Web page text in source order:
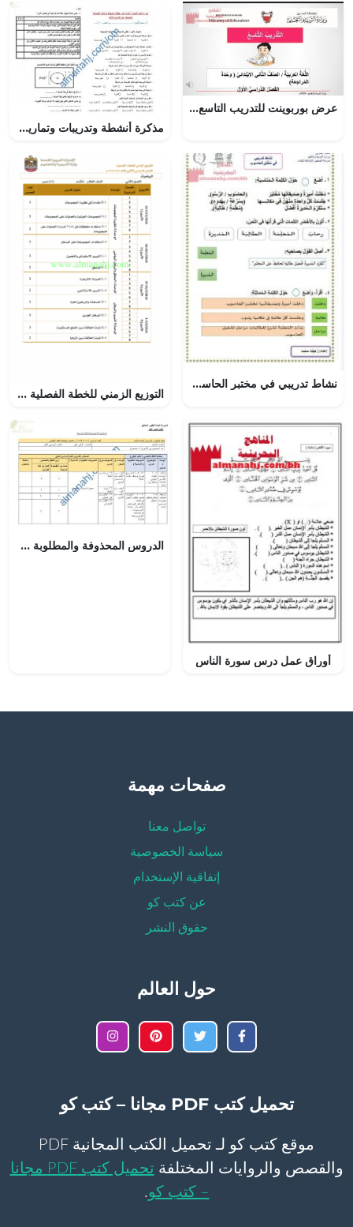
عرض بوربوينت للتدريب التاسع في وحدة المراجعة
مذكرة أنشطة وتدريبات وتمارين اختبارية في درس الروابط الكيميائية وأهميتها نموذج ثان (كيمياء) التاسع
نشاط تدريبي في مختبر الحاسوب (لغة عربية) الأول
التوزيع الزمني للخطة الفصلية (رياضيات) العاشر المتقدم
أوراق عمل درس سورة الناس
الدروس المحذوفة والمطلوبة وفق الخطة الدراسية الجديدة (أحياء) الثاني عشر
صفحات مهمة
تواصل معنا
سياسة الخصوصية
إتفاقية الإستخدام
عن كتب كو
حقوق النشر
حول العالم
تحميل كتب PDF مجانا – كتب كو
موقع كتب كو لـ تحميل الكتب المجانية PDF
والقصص والروايات المختلفة
تحميل كتب PDF مجانا
– كتب كو.